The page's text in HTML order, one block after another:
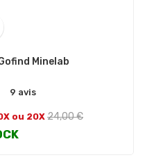
Minelab
9 avis
ou 20X Prix
24,00 €